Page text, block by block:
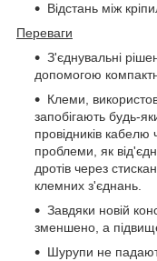
Відстань між
Переваги
З'єднувальні
допомогою
Клеми,
запобігають будь-
провідників кабелю
проблеми, як
дротів через
клемних з'єднань.
Завдяки новій
зменшено, а
Шурупи не